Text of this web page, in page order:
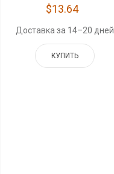
$13.64
Доставка за 14–20 дней
КУПИТЬ